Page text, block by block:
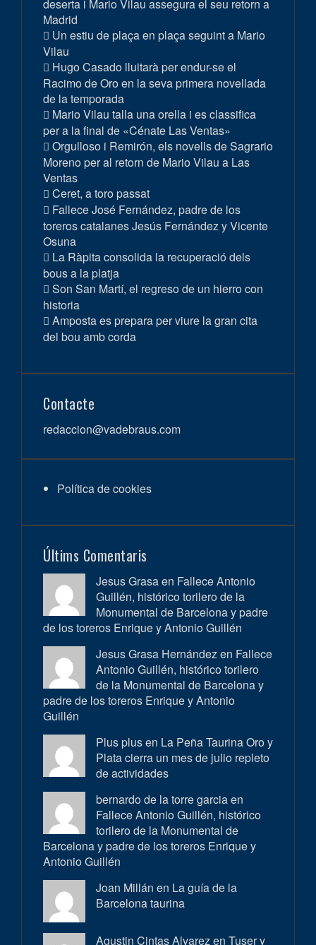
deserta i Mario Vilau assegura el seu retorn a
Madrid
Un estiu de plaça en plaça seguint a Mario
Vilau
Hugo Casado lluitarà per endur-se el
Racimo de Oro en la seva primera novellada
de la temporada
Mario Vilau talla una orella i es classifica
per a la final de «Cénate Las Ventas»
Orgulloso i Remirón, els novells de Sagrario
Moreno per al retorn de Mario Vilau a Las
Ventas
Ceret, a toro passat
Fallece José Fernández, padre de los
toreros catalanes Jesús Fernández y Vicente
Osuna
La Ràpita consolida la recuperació dels
bous a la platja
Son San Martí, el regreso de un hierro con
historia
Amposta es prepara per viure la gran cita
del bou amb corda
Contacte
redaccion@vadebraus.com
Política de cookies
Últims Comentaris
Jesus Grasa en Fallece Antonio
Guillén, histórico torilero de la
Monumental de Barcelona y padre
de los toreros Enrique y Antonio Guillén
Jesus Grasa Hernández en Fallece
Antonio Guillén, histórico torilero
de la Monumental de Barcelona y
padre de los toreros Enrique y Antonio
Guillén
Plus plus en La Peña Taurina Oro y
Plata cierra un mes de julio repleto
de actividades
bernardo de la torre garcia en
Fallece Antonio Guillén, histórico
torilero de la Monumental de
Barcelona y padre de los toreros Enrique y
Antonio Guillén
Joan Millán en La guía de la
Barcelona taurina
Agustin Cintas Alvarez en Tuser y